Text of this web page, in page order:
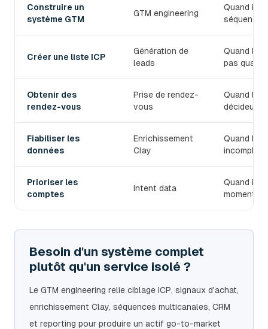
Construire un
système GTM
GTM engineering
Quand il
Créer une liste ICP
Génération de
leads
Quand le
pas
Obtenir des
rendez-vous
Prise de rendez-
vous
Quand
décideurs.
Fiabiliser les
données
Enrichissement
Clay
Quand les
Prioriser les
comptes
Intent data
Quand il
moment.
Besoin d'un système complet
plutôt qu'un service isolé ?
Le GTM engineering relie ciblage ICP, signaux d'achat,
enrichissement Clay, séquences multicanales, CRM
et reporting pour produire un actif go-to-market